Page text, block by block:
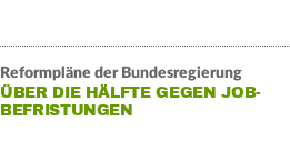
Reformpläne der Bundesregierung
ÜBER DIE HÄLFTE GEGEN JOB-
BEFRISTUNGEN